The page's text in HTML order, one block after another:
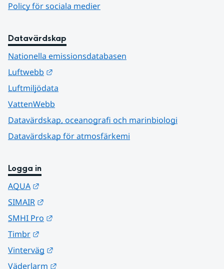
Policy för sociala medier
Datavärdskap
Nationella emissionsdatabasen
Luftwebb
Luftmiljödata
VattenWebb
Datavärdskap, oceanografi och marinbiologi
Datavärdskap för atmosfärkemi
Logga in
AQUA
SIMAIR
SMHI Pro
Timbr
Vinterväg
Väderlarm